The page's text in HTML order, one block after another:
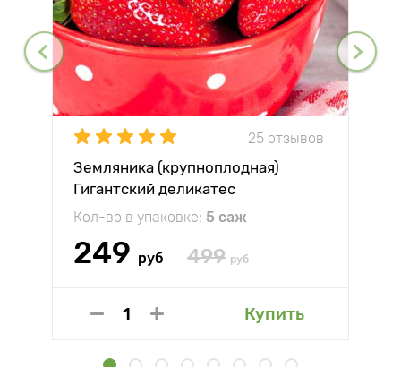
25 отзывов
Земляника (крупноплодная)
Гигантский деликатес
Кол-во в упаковке: 5 саж
249 руб 499 руб
Купить